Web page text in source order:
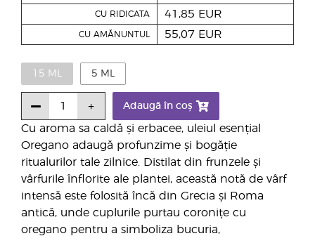
Cu aroma sa caldă și erbacee, uleiul esențial
Oregano adaugă profunzime și bogăție
ritualurilor tale zilnice. Distilat din frunzele și
vârfurile înflorite ale plantei, această notă de vârf
intensă este folosită încă din Grecia și Roma
antică, unde cuplurile purtau coronițe cu
oregano pentru a simboliza bucuria,
CU RIDICATA 41,85 EUR
CU AMĂNUNTUL 55,07 EUR
15 ML 5 ML
Adaugă în coș